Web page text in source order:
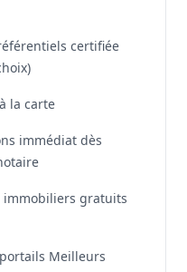
certifiée
la carte
immédiat dès
gratuits
Meilleurs